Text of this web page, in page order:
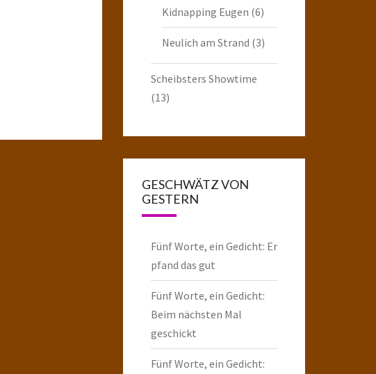
Kidnapping Eugen (6)
Neulich am Strand (3)
Scheibsters Showtime
(13)
GESCHWÄTZ VON
GESTERN
Fünf Worte, ein Gedicht: Er
pfand das gut
Fünf Worte, ein Gedicht:
Beim nächsten Mal
geschickt
Fünf Worte, ein Gedicht: